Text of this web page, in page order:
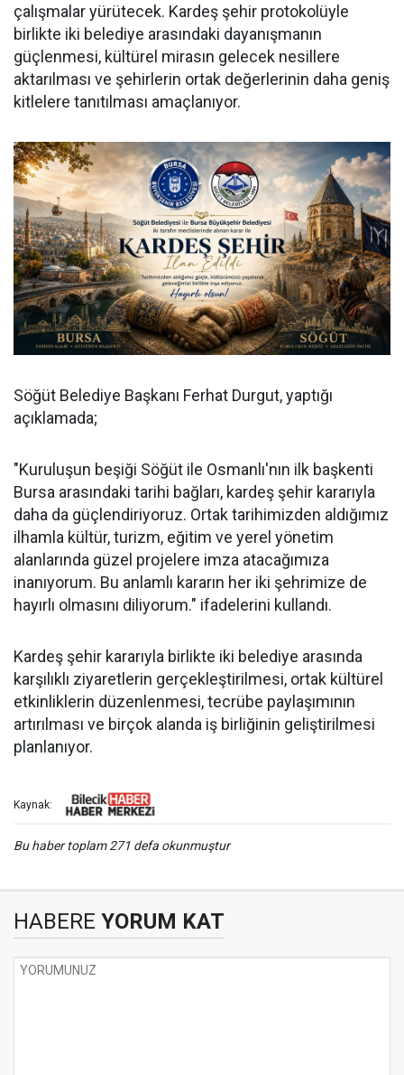
çalışmalar yürütecek. Kardeş şehir protokolüyle
birlikte iki belediye arasındaki dayanışmanın
güçlenmesi, kültürel mirasın gelecek nesillere
aktarılması ve şehirlerin ortak değerlerinin daha geniş
kitlelere tanıtılması amaçlanıyor.
Söğüt Belediye Başkanı Ferhat Durgut, yaptığı
açıklamada;
"Kuruluşun beşiği Söğüt ile Osmanlı'nın ilk başkenti
Bursa arasındaki tarihi bağları, kardeş şehir kararıyla
daha da güçlendiriyoruz. Ortak tarihimizden aldığımız
ilhamla kültür, turizm, eğitim ve yerel yönetim
alanlarında güzel projelere imza atacağımıza
inanıyorum. Bu anlamlı kararın her iki şehrimize de
hayırlı olmasını diliyorum." ifadelerini kullandı.
Kardeş şehir kararıyla birlikte iki belediye arasında
karşılıklı ziyaretlerin gerçekleştirilmesi, ortak kültürel
etkinliklerin düzenlenmesi, tecrübe paylaşımının
artırılması ve birçok alanda iş birliğinin geliştirilmesi
planlanıyor.
Kaynak:
Bu haber toplam 271 defa okunmuştur
HABERE YORUM KAT